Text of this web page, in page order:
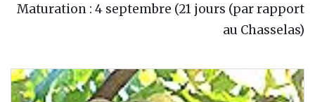
Maturation : 4 septembre (21 jours (par rapport
au Chasselas)